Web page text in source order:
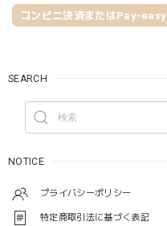
コンビニ決済またはPay-easy
SEARCH
NOTICE
プライバシーポリシー
特定商取引法に基づく表記